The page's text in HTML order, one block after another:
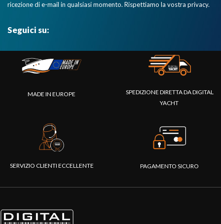
ricezione di e-mail in qualsiasi momento. Rispettiamo la vostra privacy.
Seguici su:
MADE IN EUROPE
SPEDIZIONE DIRETTA DA DIGITAL
YACHT
SERVIZIO CLIENTI ECCELLENTE PAGAMENTO SICURO